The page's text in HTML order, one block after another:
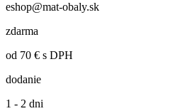
eshop@mat-obaly.sk
zdarma
od 70 € s DPH
dodanie
1 - 2 dni